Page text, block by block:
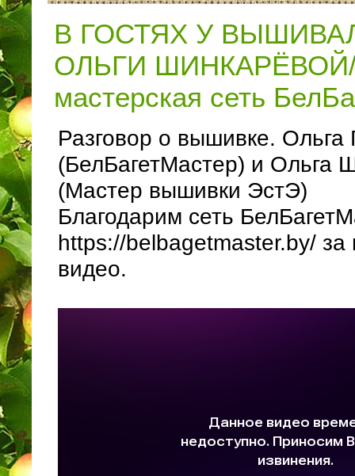
В ГОСТЯХ У
ОЛЬГИ ШИНКАРЁВОЙ//
мастерская сеть
Разговор о вышивке.
(БелБагетМастер) и
(Мастер вышивки ЭстЭ)
Благодарим сеть
https://belbagetmaster.by/ за
видео.